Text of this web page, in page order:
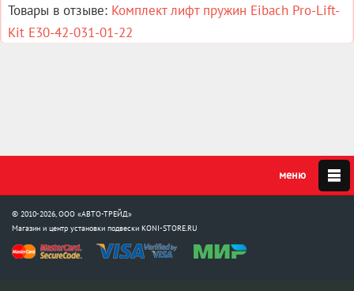
Товары в отзыве: Комплект лифт пружин Eibach Pro-Lift-
Kit E30-42-031-01-22
© 2010-2026, ООО «АВТО-ТРЕЙД»
Магазин и центр установки подвески KONI-STORE.RU